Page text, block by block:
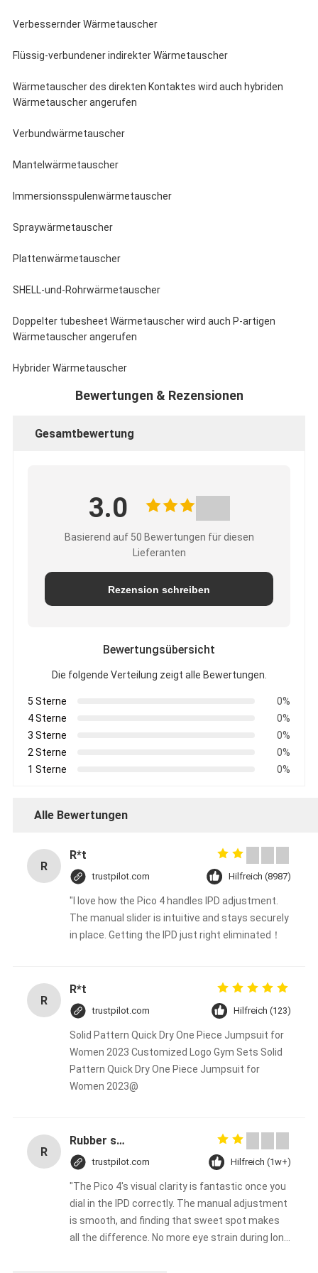
Verbessernder Wärmetauscher
Flüssig-verbundener indirekter Wärmetauscher
Wärmetauscher des direkten Kontaktes wird auch hybriden
Wärmetauscher angerufen
Verbundwärmetauscher
Mantelwärmetauscher
Immersionsspulenwärmetauscher
Spraywärmetauscher
Plattenwärmetauscher
SHELL-und-Rohrwärmetauscher
Doppelter tubesheet Wärmetauscher wird auch P-artigen
Wärmetauscher angerufen
Hybrider Wärmetauscher
Bewertungen & Rezensionen
Gesamtbewertung
3.0
Basierend auf 50 Bewertungen für diesen
Lieferanten
Rezension schreiben
Bewertungsübersicht
Die folgende Verteilung zeigt alle Bewertungen.
5 Sterne
0%
4 Sterne
0%
3 Sterne
0%
2 Sterne
0%
1 Sterne
0%
Alle Bewertungen
R
R*t
trustpilot.com Hilfreich (8987)
"I love how the Pico 4 handles IPD adjustment.
The manual slider is intuitive and stays securely
in place. Getting the IPD just right eliminated！
R
R*t
trustpilot.com Hilfreich (123)
Solid Pattern Quick Dry One Piece Jumpsuit for
Women 2023 Customized Logo Gym Sets Solid
Pattern Quick Dry One Piece Jumpsuit for
Women 2023@
R
Rubber solid forklift tires For material handling forklift
trustpilot.com Hilfreich (1w+)
"The Pico 4's visual clarity is fantastic once you
dial in the IPD correctly. The manual adjustment
is smooth, and finding that sweet spot makes
all the difference. No more eye strain during long